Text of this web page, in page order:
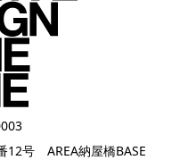
12号 AREA納屋橋BASE